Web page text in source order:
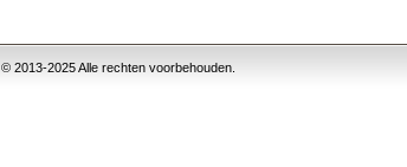
© 2013-2025 Alle rechten voorbehouden.